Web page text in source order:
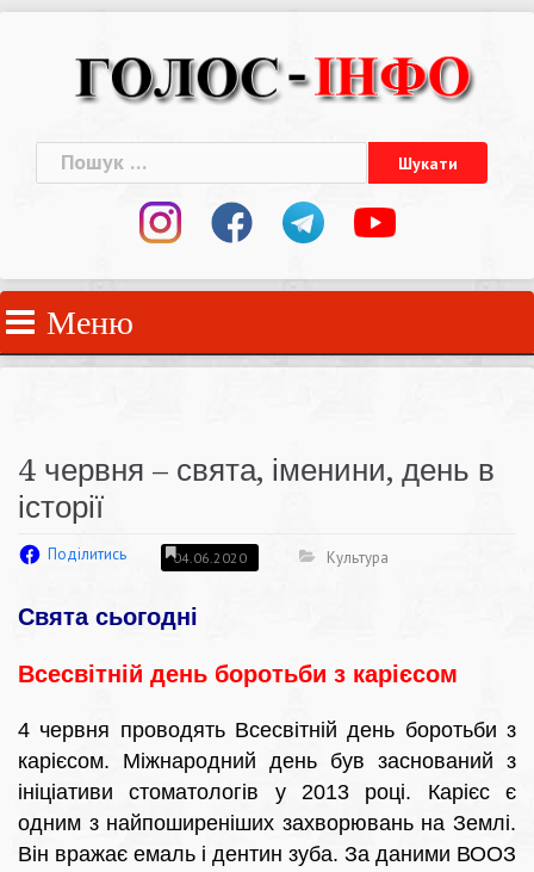
Пошук:
Меню
4 червня – свята, іменини, день в
історії
Поділитись 04.06.2020 Культура
Свята сьогодні
Всесвітній день боротьби з карієсом
4 червня проводять Всесвітній день боротьби з
карієсом. Міжнародний день був заснований з
ініціативи стоматологів у 2013 році. Карієс є
одним з найпоширеніших захворювань на Землі.
Він вражає емаль і дентин зуба. За даними ВООЗ